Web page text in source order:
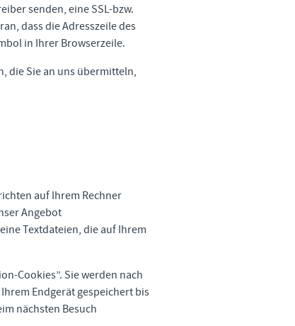
senden, eine SSL-bzw.
dass die Adresszeile des
in Ihrer Browserzeile.
die Sie an uns übermitteln,
auf Ihrem Rechner
Angebot
Textdateien, die auf Ihrem
Cookies”. Sie werden nach
Endgerät gespeichert bis
nächsten Besuch